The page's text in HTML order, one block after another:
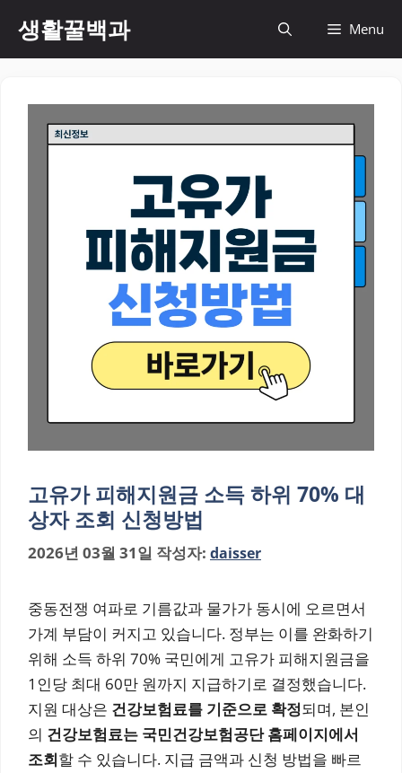
생활꿀백과 Menu
고유가 피해지원금 소득 하위 70% 대
상자 조회 신청방법
2026년 03월 31일 작성자: daisser
중동전쟁 여파로 기름값과 물가가 동시에 오르면서
가계 부담이 커지고 있습니다. 정부는 이를 완화하기
위해 소득 하위 70% 국민에게 고유가 피해지원금을
1인당 최대 60만 원까지 지급하기로 결정했습니다.
지원 대상은 건강보험료를 기준으로 확정되며, 본인
의 건강보험료는 국민건강보험공단 홈페이지에서
조회할 수 있습니다. 지급 금액과 신청 방법을 빠르